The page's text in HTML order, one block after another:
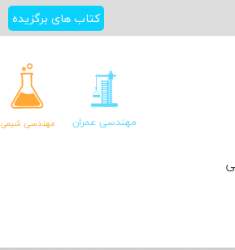
کتاب های برگزیده
مهندسی عمران مهندسی شیمی